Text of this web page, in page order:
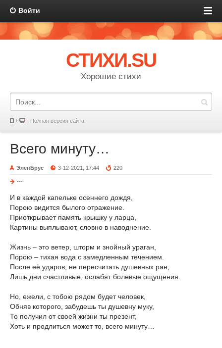
Войти
СТИХИ.SU
Хорошие стихи
Полная версия сайта
Всего минуту…
ЭленБрус 3-12-2021, 17:44 220
---
И в каждой капельке осеннего дождя,
Порою видится былого отражение.
Приоткрывает память крышку у ларца,
Картины выплывают, словно в наводнение.
Жизнь – это ветер, шторм и знойный ураган,
Порою – тихая вода с замедленным течением.
После её ударов, не пересчитать душевных ран,
Лишь дни счастливые, ослабят болевые ощущения.
Но, ежели, с тобою рядом будет человек,
Обняв которого, забудешь ты душевну муку,
То получил от своей жизни ты презент,
Хоть и продлиться может то, всего минуту…